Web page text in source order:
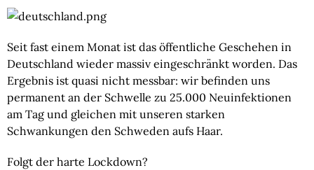
Seit fast einem Monat ist das öffentliche Geschehen in
Deutschland wieder massiv eingeschränkt worden. Das
Ergebnis ist quasi nicht messbar: wir befinden uns
permanent an der Schwelle zu 25.000 Neuinfektionen
am Tag und gleichen mit unseren starken
Schwankungen den Schweden aufs Haar.
Folgt der harte Lockdown?